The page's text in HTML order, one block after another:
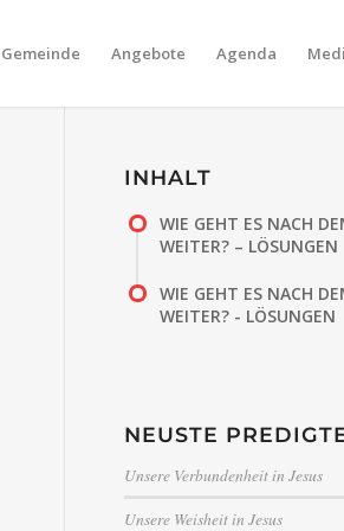
Gemeinde Angebote Agenda
INHALT
WIE GEHT ES NACH
WEITER? – LÖSUNGEN
WIE GEHT ES NACH
WEITER? - LÖSUNGEN
NEUSTE
Unsere Verbundenheit in Jesus
Unsere Weisheit in Jesus